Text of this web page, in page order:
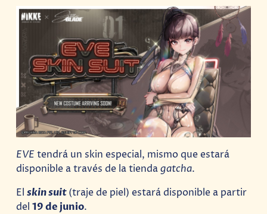
EVEtendrá un skin especial, mismo que estará
disponible a través de la tiendagatcha.
Elskin suit(traje de piel) estará disponible a partir
del19 de junio.